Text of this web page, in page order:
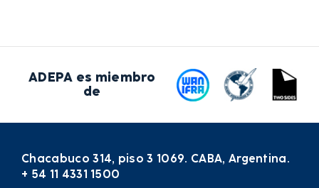
ADEPA es miembro
de
Chacabuco 314, piso 3 1069. CABA, Argentina.
+ 54 11 4331 1500